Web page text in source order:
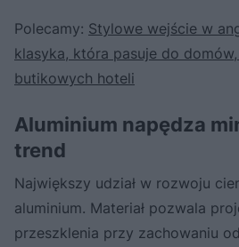
Polecamy: Stylowe wejście w
klasyka, która pasuje do
butikowych hoteli
Aluminium napędza
trend
Największy udział w rozwoju
aluminium. Materiał pozwala
przeszklenia przy zachowaniu